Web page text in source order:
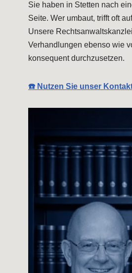
Sie haben in Stetten nach
Seite. Wer umbaut, trifft oft
Unsere
Verhandlungen ebenso wie
konsequent durchzusetzen.
☎️ Nutzen Sie unser